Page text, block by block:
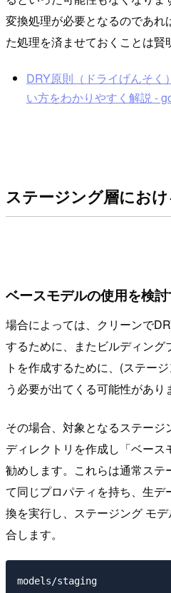
変換処理が必要となるのであれ
た処理を済ませておくことは賢
DRY原則（ドライげんそく
い方をわかりやすく解説 -
ステージング層にお
ベースモデルの使用を検
場合によっては、クリーンで
するために、またビルディン
トを作成するために、(ステー
う必要が出てくる可能性があり
その場合、対象となるステー
ディレクトリを作成し「ベー
勧めします。これらは通常ス
て同じプロパティを持ち、生
換を実行し、ステージング モ
合します。
models/staging